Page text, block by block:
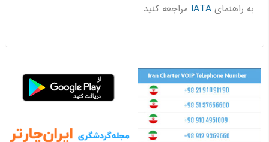
به راهنمای IATA مراجعه کنید.